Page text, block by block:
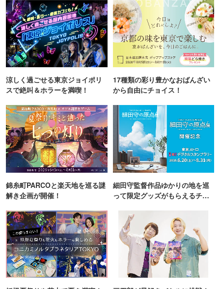
涼しく過ごせる東京ジョイポリ
スで絶叫＆ホラーを満喫！
17種類の彩り豊かなおばんざい
から自由にチョイス！
錦糸町PARCOと楽天地を巡る謎
解き企画が開催！
細田守監督作品ゆかりの地を巡
って限定グッズがもらえるチャ